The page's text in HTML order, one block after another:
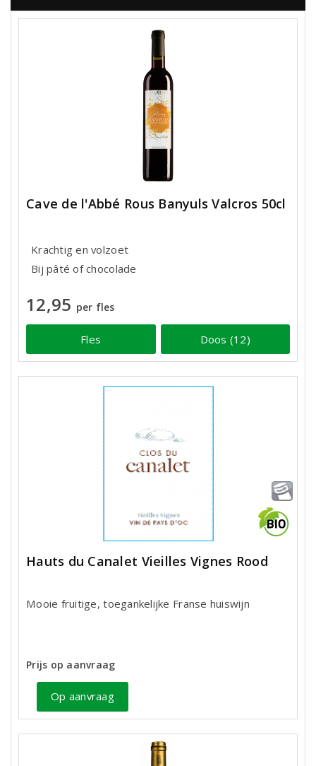
Cave de l'Abbé Rous Banyuls Valcros 50cl
Krachtig en volzoet
Bij pâté of chocolade
12,95 per fles
Fles Doos (12)
Hauts du Canalet Vieilles Vignes Rood
Mooie fruitige, toegankelijke Franse huiswijn
Prijs op aanvraag
Op aanvraag